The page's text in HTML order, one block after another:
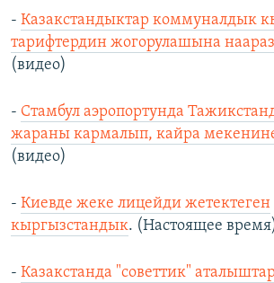
- Казакстандыктар коммуналдык
тарифтердин жогорулашына
(видео)
- Стамбул аэропортунда
жараны кармалып, кайра
(видео)
- Киевде жеке лицейди жетектеген
кыргызстандык. (Настоящее
- Казакстанда "советтик"